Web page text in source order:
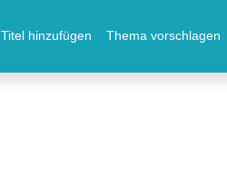
Titel hinzufügen Thema vorschlagen